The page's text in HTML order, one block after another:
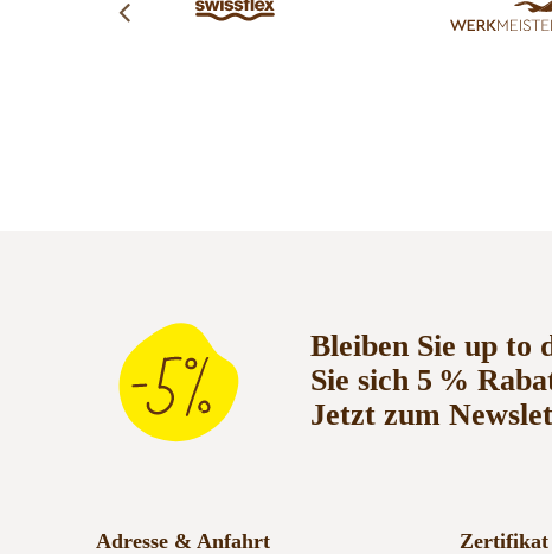
Bleiben Sie up to
Sie sich 5 %
Jetzt zum
Adresse & Anfahrt Zertifikat